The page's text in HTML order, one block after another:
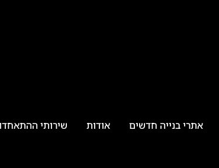
אתרי בנייה חדשים אודות שירותי